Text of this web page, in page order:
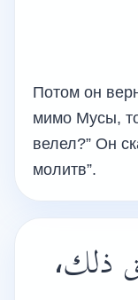
Потом он
мимо Мусы,
велел?” Он
молитв”.
ذلك،